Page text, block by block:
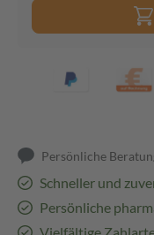
Persönliche
Schneller und
Persönliche